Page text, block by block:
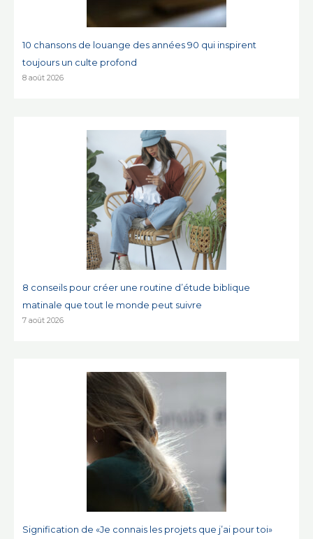
10 chansons de louange des années 90 qui inspirent
toujours un culte profond
8 août 2026
8 conseils pour créer une routine d’étude biblique
matinale que tout le monde peut suivre
7 août 2026
Signification de «Je connais les projets que j’ai pour toi»